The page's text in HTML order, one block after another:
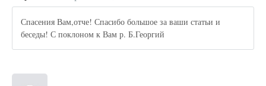
Спасения Вам,отче! Спасибо большое за ваши статьи и
беседы! С поклоном к Вам р. Б.Георгий